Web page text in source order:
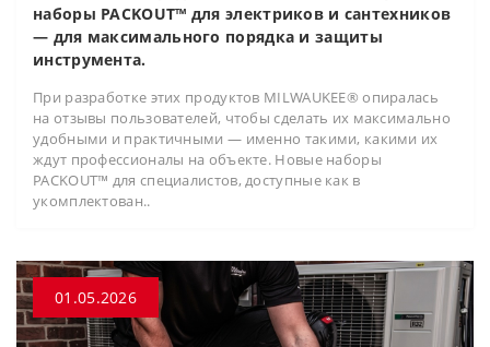
наборы PACKOUT™ для электриков и сантехников
— для максимального порядка и защиты
инструмента.
При разработке этих продуктов MILWAUKEE® опиралась
на отзывы пользователей, чтобы сделать их максимально
удобными и практичными — именно такими, какими их
ждут профессионалы на объекте. Новые наборы
PACKOUT™ для специалистов, доступные как в
укомплектован..
01.05.2026